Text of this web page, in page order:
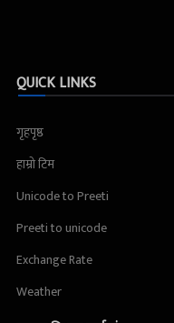
QUICK LINKS
गृहपृष्ठ
हाम्रो टिम
Unicode to Preeti
Preeti to unicode
Exchange Rate
Weather